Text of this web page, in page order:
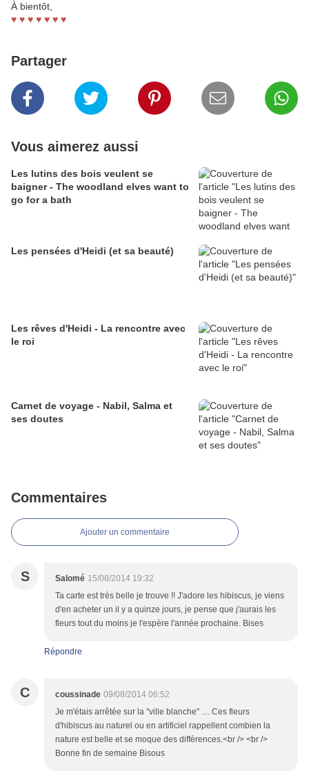
À bientôt,
♥ ♥ ♥ ♥ ♥ ♥ ♥
Partager
Vous aimerez aussi
Les lutins des bois veulent se
baigner - The woodland elves want to
go for a bath
Les pensées d'Heidi (et sa beauté)
Les rêves d'Heidi - La rencontre avec
le roi
Carnet de voyage - Nabil, Salma et
ses doutes
Commentaires
Ajouter un commentaire
S Salomé 15/08/2014 19:32
Ta carte est très belle je trouve !! J'adore les hibiscus, je viens
d'en acheter un il y a quinze jours, je pense que j'aurais les
fleurs tout du moins je l'espère l'année prochaine. Bises
Répondre
C coussinade 09/08/2014 06:52
Je m'étais arrêtée sur la "ville blanche" .... Ces fleurs
d'hibiscus au naturel ou en artificiel rappellent combien la
nature est belle et se moque des différences.<br /> <br />
Bonne fin de semaine Bisous